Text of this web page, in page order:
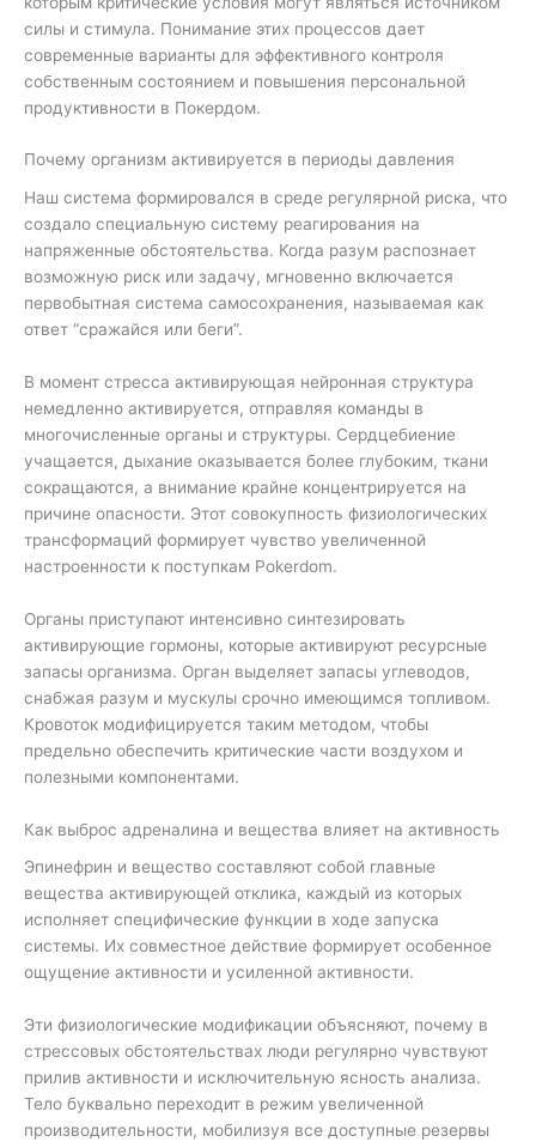
силы и стимула. Понимание этих процессов дает
современные варианты для эффективного контроля
собственным состоянием и повышения персональной
продуктивности в Покердом.
Почему организм активируется в периоды давления
Наш система формировался в среде регулярной риска, что
создало специальную систему реагирования на
напряженные обстоятельства. Когда разум распознает
возможную риск или задачу, мгновенно включается
первобытная система самосохранения, называемая как
ответ “сражайся или беги”.
В момент стресса активирующая нейронная структура
немедленно активируется, отправляя команды в
многочисленные органы и структуры. Сердцебиение
учащается, дыхание оказывается более глубоким, ткани
сокращаются, а внимание крайне концентрируется на
причине опасности. Этот совокупность физиологических
трансформаций формирует чувство увеличенной
настроенности к поступкам Pokerdom.
Органы приступают интенсивно синтезировать
активирующие гормоны, которые активируют ресурсные
запасы организма. Орган выделяет запасы углеводов,
снабжая разум и мускулы срочно имеющимся топливом.
Кровоток модифицируется таким методом, чтобы
предельно обеспечить критические части воздухом и
полезными компонентами.
Как выброс адреналина и вещества влияет на активность
Эпинефрин и вещество составляют собой главные
вещества активирующей отклика, каждый из которых
исполняет специфические функции в ходе запуска
системы. Их совместное действие формирует особенное
ощущение активности и усиленной активности.
Эти физиологические модификации объясняют, почему в
стрессовых обстоятельствах люди регулярно чувствуют
прилив активности и исключительную ясность анализа.
Тело буквально переходит в режим увеличенной
производительности, мобилизуя все доступные резервы